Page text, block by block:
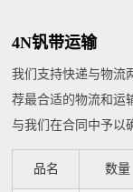
4N钒带运输
我们支持快递与物流
荐最合适的物流和运
与我们在合同中予以
品名 数量